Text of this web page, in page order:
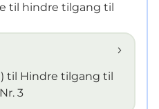
til hindre tilgang til
til Hindre tilgang til
3